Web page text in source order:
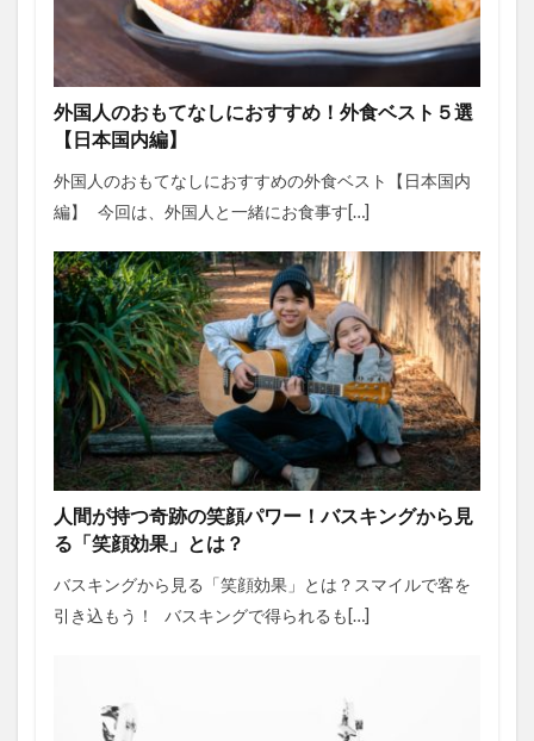
外国人のおもてなしにおすすめ！外食ベスト５選
【日本国内編】
外国人のおもてなしにおすすめの外食ベスト【日本国内
編】 今回は、外国人と一緒にお食事す[…]
人間が持つ奇跡の笑顔パワー！バスキングから見
る「笑顔効果」とは？
バスキングから見る「笑顔効果」とは？スマイルで客を
引き込もう！ バスキングで得られるも[…]